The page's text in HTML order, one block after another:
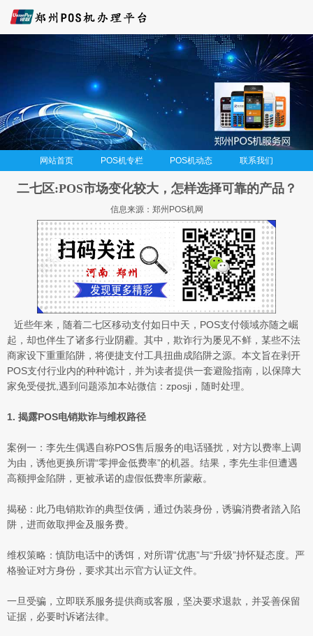
网站首页 POS机专栏 POS机动态 联系我们
二七区:POS市场变化较大，怎样选择可靠的产品？
信息来源：郑州POS机网
近些年来，随着二七区移动支付如日中天，POS支付领域亦随之崛
起，却也伴生了诸多行业阴霾。其中，欺诈行为屡见不鲜，某些不法
商家设下重重陷阱，将便捷支付工具扭曲成陷阱之源。本文旨在剥开
POS支付行业内的种种诡计，并为读者提供一套避险指南，以保障大
家免受侵扰,遇到问题添加本站微信：zposji，随时处理。
1. 揭露POS电销欺诈与维权路径
案例一：李先生偶遇自称POS售后服务的电话骚扰，对方以费率上调
为由，诱他更换所谓“零押金低费率”的机器。结果，李先生非但遭遇
高额押金陷阱，更被承诺的虚假低费率所蒙蔽。
揭秘：此乃电销欺诈的典型伎俩，通过伪装身份，诱骗消费者踏入陷
阱，进而敛取押金及服务费。
维权策略：慎防电话中的诱饵，对所谓“优惠”与“升级”持怀疑态度。严
格验证对方身份，要求其出示官方认证文件。
一旦受骗，立即联系服务提供商或客服，坚决要求退款，并妥善保留
证据，必要时诉诸法律。